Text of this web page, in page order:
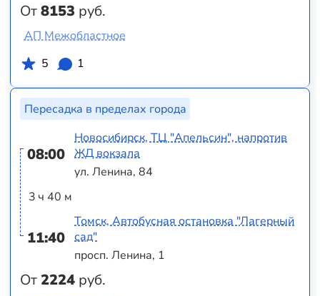
От8153 руб.
АП Межобластное
5
1
Пересадка в пределах города
08:00
3 ч 40 м
11:40
От2224 руб.
Новосибирск, ТЦ "Апельсин", напротив
ЖД вокзала
ул. Ленина, 84
Томск, Автобусная остановка "Лагерный
сад"
просп. Ленина, 1